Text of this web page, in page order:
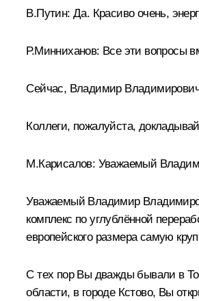
В.Путин: Да. Красиво очень,
Р.Минниханов: Все эти вопросы
Сейчас, Владимир
Коллеги, пожалуйста,
М.Карисалов: Уважаемый
Уважаемый Владимир
комплекс по углублённой
европейского размера самую
С тех пор Вы дважды бывали в
области, в городе Кстово, Вы